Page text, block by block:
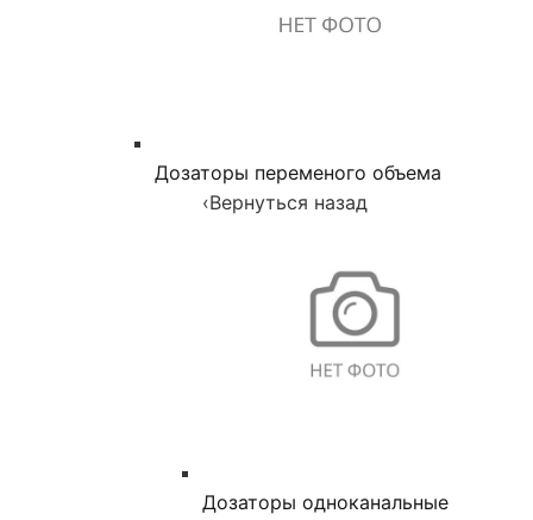
Дозаторы переменого объема
‹Вернуться назад
Дозаторы одноканальные